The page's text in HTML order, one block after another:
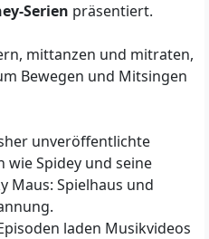
Serien präsentiert.
mittanzen und mitraten,
Bewegen und Mitsingen
unveröffentlichte
wie Spidey und seine
Maus: Spielhaus und
laden Musikvideos